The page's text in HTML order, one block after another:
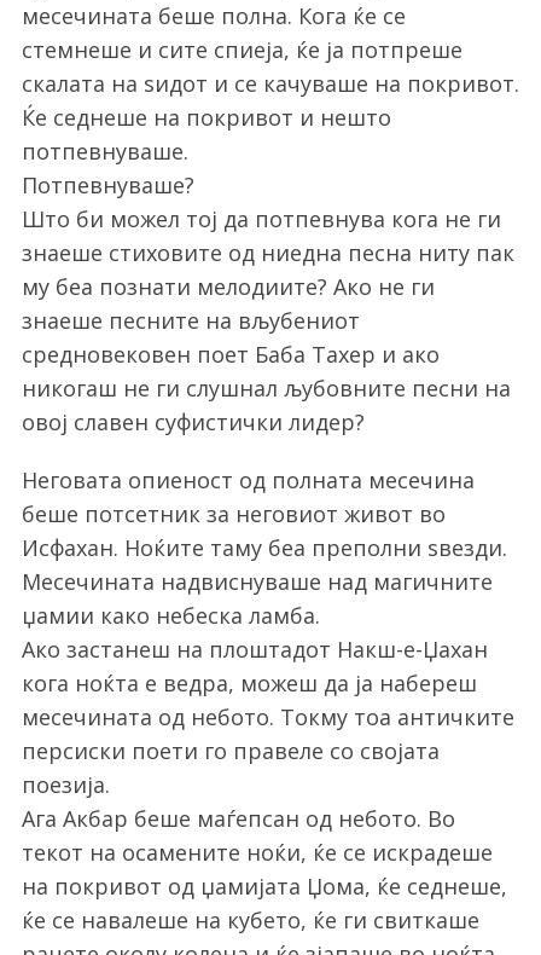
месечината беше полна. Кога ќе се
стемнеше и сите спиеја, ќе ја потпреше
скалата на ѕидот и се качуваше на покривот.
Ќе седнеше на покривот и нешто
потпевнуваше.
Потпевнуваше?
Што би можел тој да потпевнува кога не ги
знаеше стиховите од ниедна песна ниту пак
му беа познати мелодиите? Ако не ги
знаеше песните на вљубениот
средновековен поет Баба Тахер и ако
никогаш не ги слушнал љубовните песни на
овој славен суфистички лидер?
Неговата опиеност од полната месечина
беше потсетник за неговиот живот во
Исфахан. Ноќите таму беа преполни ѕвезди.
Месечината надвиснуваше над магичните
џамии како небеска ламба.
Ако застанеш на плоштадот Накш-е-Џахан
кога ноќта е ведра, можеш да ја набереш
месечината од небото. Токму тоа античките
персиски поети го правеле со својата
поезија.
Ага Акбар беше маѓепсан од небото. Во
текот на осамените ноќи, ќе се искрадеше
на покривот од џамијата Џома, ќе седнеше,
ќе се навалеше на кубето, ќе ги свиткаше